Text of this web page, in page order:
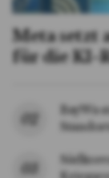
Meta
für die KI-
BayWa